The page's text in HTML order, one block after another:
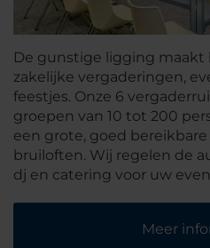
De gunstige ligging maakt
zakelijke vergaderingen,
feestjes. Onze 6
groepen van 10 tot 200
een grote, goed
bruiloften. Wij regelen de
dj en catering voor uw
Meer